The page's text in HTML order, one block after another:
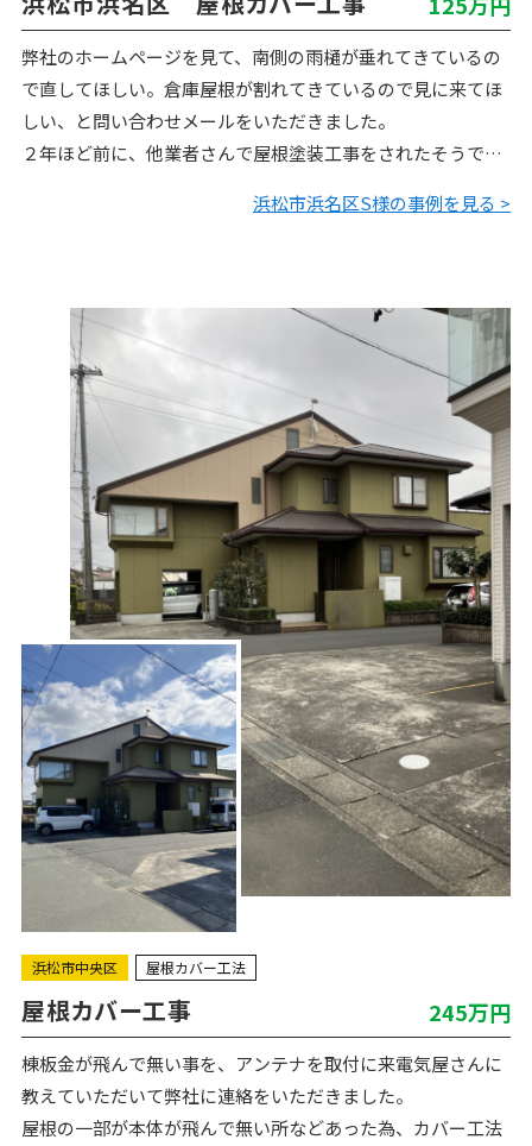
弊社のホームページを見て、南側の雨樋が垂れてきているの
で直してほしい。倉庫屋根が割れてきているので見に来てほ
しい、と問い合わせメールをいただきました。
２年ほど前に、他業者さんで屋根塗装工事をされたそうで
浜松市浜名区S様の事例を見る >
浜松市中央区 屋根カバー工法
屋根カバー工事 245万円
棟板金が飛んで無い事を、アンテナを取付に来電気屋さんに
教えていただいて弊社に連絡をいただきました。
屋根の一部が本体が飛んで無い所などあった為、カバー工法